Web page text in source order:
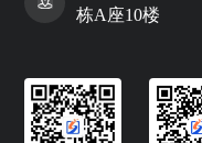
栋A座10楼